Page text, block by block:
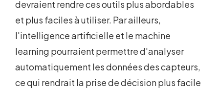
devraient rendre ces outils plus abordables
et plus faciles à utiliser. Par ailleurs,
l'intelligence artificielle et le machine
learning pourraient permettre d'analyser
automatiquement les données des capteurs,
ce qui rendrait la prise de décision plus facile